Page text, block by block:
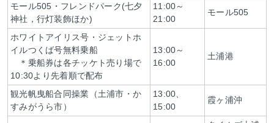
モール505・フレンドパーク(七夕
神社，行灯装飾ほか)
11:00～
21:00
モール505
ホワイトアイリス号・ジェットホ
イルつくば号無料乗船
＊乗船券は各チッケト売り場で
10:30より先着順で配布
13:00～
16:00
土浦港
観光帆曳船合同操業（土浦市・か
すみがうら市）
13:00、
15:00
霞ヶ浦沖